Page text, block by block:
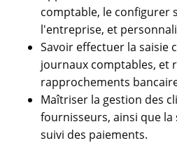
comptable, le configurer
l'entreprise, et
Savoir effectuer la saisie
journaux comptables, et
rapprochements
Maîtriser la gestion des
fournisseurs, ainsi que la
suivi des paiements.